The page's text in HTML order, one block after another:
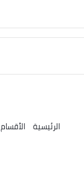
الرئيسية الأقسام